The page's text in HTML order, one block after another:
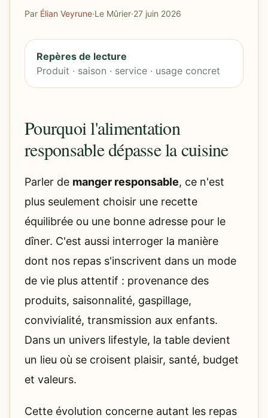
Par Élian Veyrune·Le Mûrier·27 juin 2026
Repères de lecture
Produit · saison · service · usage concret
Pourquoi l'alimentation
responsable dépasse la cuisine
Parler de manger responsable, ce n'est
plus seulement choisir une recette
équilibrée ou une bonne adresse pour le
dîner. C'est aussi interroger la manière
dont nos repas s'inscrivent dans un mode
de vie plus attentif : provenance des
produits, saisonnalité, gaspillage,
convivialité, transmission aux enfants.
Dans un univers lifestyle, la table devient
un lieu où se croisent plaisir, santé, budget
et valeurs.
Cette évolution concerne autant les repas